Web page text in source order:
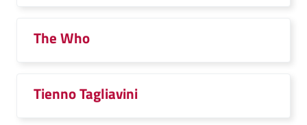
The Who
Tienno Tagliavini